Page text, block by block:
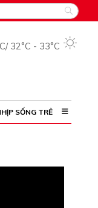
/ 32°C - 33°C
SỐNG TRẺ